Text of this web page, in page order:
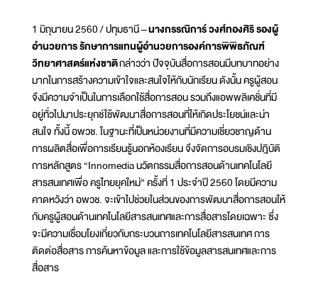
1 มิถุนายน 2560 / ปทุมธานี –นางกรรณิการ์ วงศ์ทองศิริ รองผู้
อำนวยการ รักษาการแทนผู้อำนวยการองค์การพิพิธภัณฑ์
วิทยาศาสตร์แห่งชาติกล่าวว่า ปัจจุบันสื่อการสอนมีบทบาทอย่าง
มากในการสร้างความเข้าใจและสนใจให้กับนักเรียน ดังนั้น ครูผู้สอน
จึงมีความจำเป็นในการเลือกใช้สื่อการสอน รวมถึงแอพพลิเคชั่นที่มี
อยู่ทั่วไปมาประยุกช์ใช้พัฒนาสื่อการสอนที่ให้เกิดประโยชน์และน่า
สนใจ ทั้งนี้ อพวช. ในฐานะที่เป็นหน่วยงานที่มีความเชี่ยวชาญด้าน
การผลิตสื่อเพื่อการเรียนรู้นอกห้องเรียน จึงจัดการอบรมเชิงปฎิบัติ
การหลักสูตร “Innomedia นวัตกรรมสื่อการสอนด้านเทคโนโลยี
สารสนเทศเพื่อ ครูไทยยุคใหม่” ครั้งที่ 1 ประจำปี 2560 โดยมีความ
คาดหวังว่า อพวช. จะเข้าไปช่วยในส่วนของการพัฒนาสื่อการสอนให้
กับครูผู้สอนด้านเทคโนโลยีสารสนเทศและการสื่อสารโดยเฉพาะ ซึ่ง
จะมีความเชื่อมโยงเกี่ยวกับกระบวนการเทคโนโลยีสารสนเทศ การ
ติดต่อสื่อสาร การค้นหาข้อมูล และการใช้ข้อมูลสารสนเทศและการ
สื่อสาร